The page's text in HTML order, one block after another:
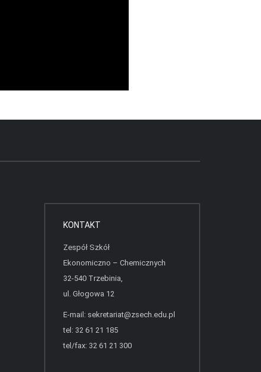
KONTAKT
Zespół Szkół
Ekonomiczno – Chemicznych
32-540 Trzebinia,
ul. Głogowa 12
E-mail: sekretariat@zsech.edu.pl
tel: 32 61 21 185
tel/fax: 32 61 21 300